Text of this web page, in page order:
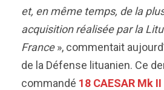
et, en même temps, de la
acquisition réalisée par la
France», commentait
de la Défense lituanien. Ce
commandé 18 CAESAR Mk II